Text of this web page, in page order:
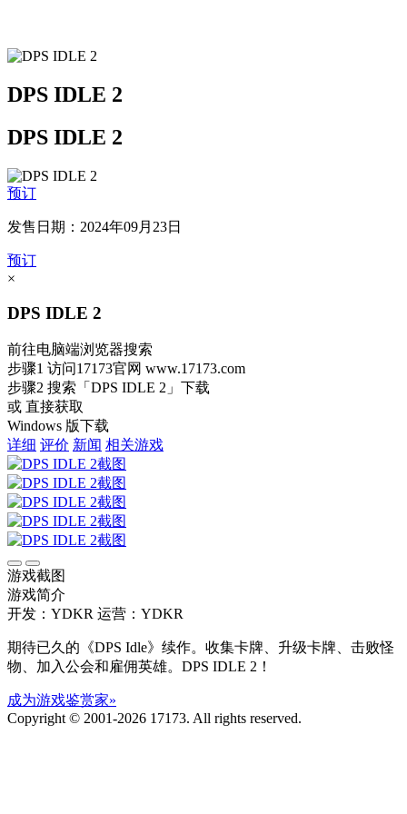
DPS IDLE 2
DPS IDLE 2
预订
发售日期：2024年09月23日
预订
×
DPS IDLE 2
前往电脑端浏览器搜索
步骤1 访问17173官网 www.17173.com
步骤2 搜索 「DPS IDLE 2」 下载
或 直接获取
Windows 版下载
详细 评价 新闻 相关游戏
游戏截图
游戏简介
开发：YDKR 运营：YDKR
期待已久的《DPS Idle》续作。收集卡牌、升级卡牌、击败怪
物、加入公会和雇佣英雄。DPS IDLE 2！
成为游戏鉴赏家»
Copyright © 2001-2026 17173. All rights reserved.